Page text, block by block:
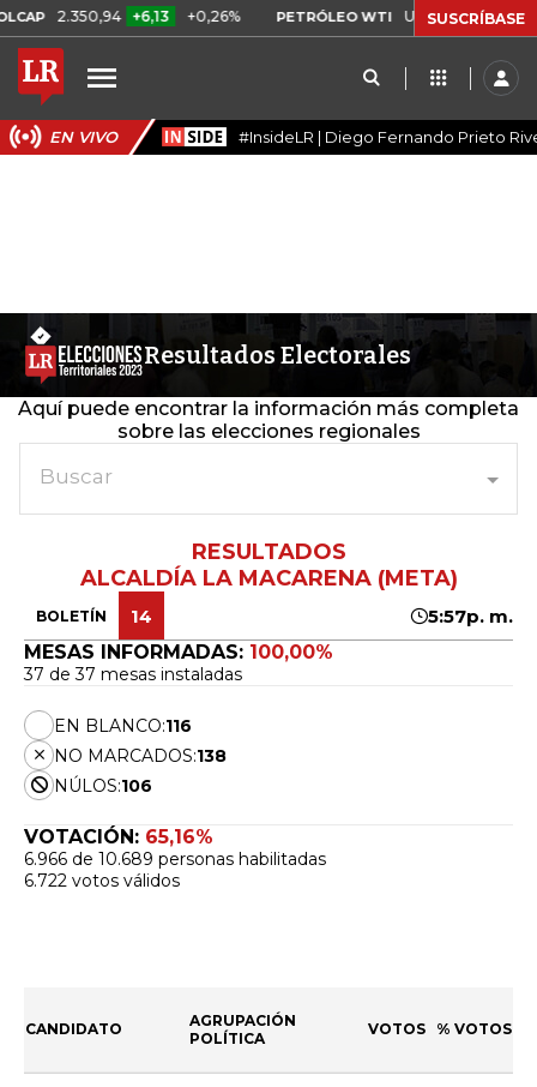
2.350,94 +6,13 +0,26% PETRÓLEO WTI US$ 78,18 US$ 0,17
SUSCRÍBASE
EN VIVO #InsideLR | Diego Fernando Prieto
Resultados Electorales
Aquí puede encontrar la información más completa
sobre las elecciones regionales
Buscar
RESULTADOS
ALCALDÍA LA MACARENA (META)
BOLETÍN 14
5:57p. m.
MESAS INFORMADAS: 100,00%
37 de 37 mesas instaladas
EN BLANCO:116
NO MARCADOS:138
NÚLOS:106
VOTACIÓN: 65,16%
6.966 de 10.689 personas habilitadas
6.722 votos válidos
CANDIDATO
AGRUPACIÓN
POLÍTICA
VOTOS % VOTOS